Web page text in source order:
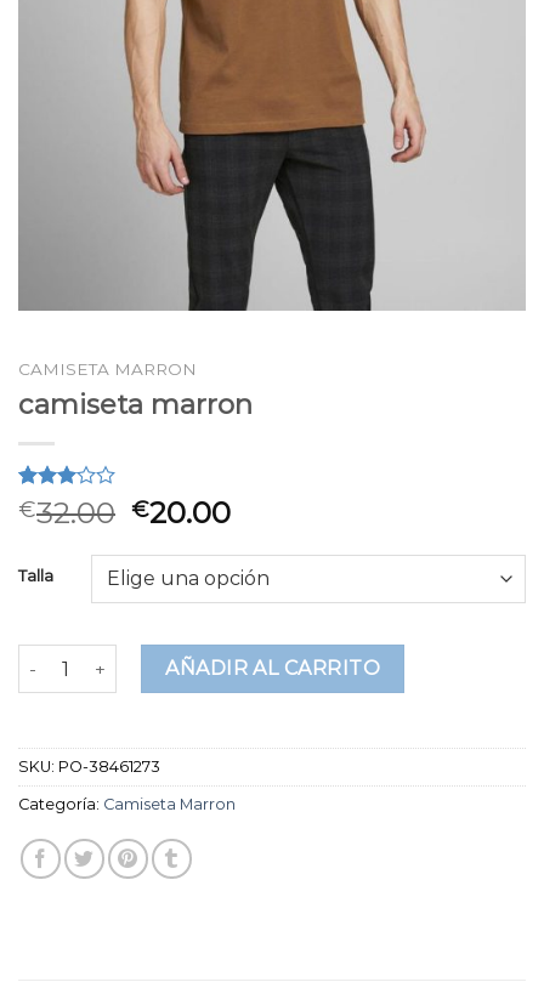
CAMISETA MARRON
camiseta marron
Valorado
3.00
basado
2
clientes
€32.00 €20.00
Talla
camiseta marron cantidadAÑADIR AL CARRITO
SKU: PO-38461273
Categoría: Camiseta Marron